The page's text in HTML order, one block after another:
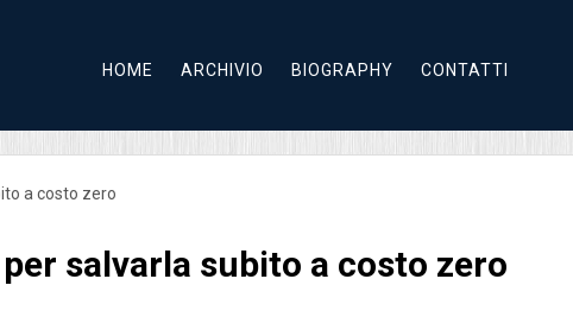
HOME ARCHIVIO BIOGRAPHY CONTATTI
a costo zero
salvarla subito a costo zero